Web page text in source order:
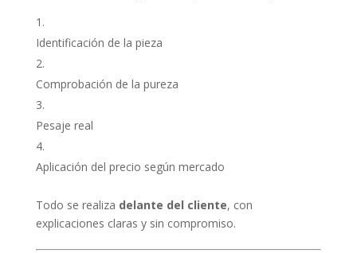
Identificación de la pieza
Comprobación de la pureza
Pesaje real
Aplicación del precio según mercado
Todo se realiza delante del cliente, con
explicaciones claras y sin compromiso.